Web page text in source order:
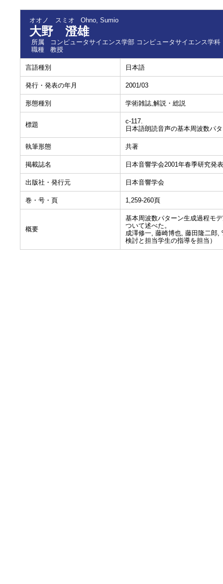
オオノ スミオ Ohno, Sumio
大野 澄雄
所属
コンピュータサイエンス学部 コンピュータサイエンス学科
職種
教授
言語種別 日本語
発行・発表の年月 2001/03
形態種別 学術雑誌,解説・総説
標題
c-117.
日本語朗読音声の基本周波数パ
執筆形態 共著
掲載誌名 日本音響学会2001年春季研究発
出版社・発行元 日本音響学会
巻・号・頁 1,259-260頁
概要
基本周波数パターン生成過程モ
ついて述べた。
成澤修一, 藤崎博也, 藤田隆二郎,
検討と担当学生の指導を担当）